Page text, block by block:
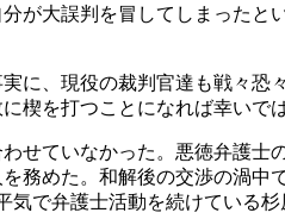
が大誤判を冒してしまったと
に、現役の裁判官達も戦々恐
楔を打つことになれば幸いで
せていなかった。悪徳弁護士
務めた。和解後の交渉の渦中
で弁護士活動を続けている